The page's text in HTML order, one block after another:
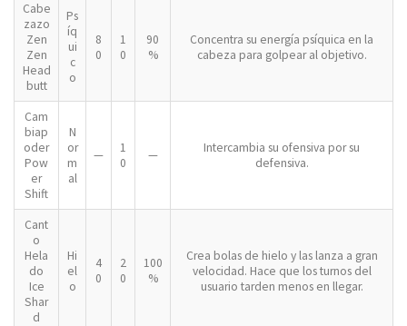
Cabe
zazo
Zen
Zen
Head
butt
Ps
íq
ui
c
o
8
0
1
0
90
%
Concentra su energía psíquica en la
cabeza para golpear al objetivo.
Cam
biap
oder
Pow
er
Shift
N
or
m
al
—
1
0
—
Intercambia su ofensiva por su
defensiva.
Cant
o
Hela
do
Ice
Shar
d
Hi
el
o
4
0
2
0
100
%
Crea bolas de hielo y las lanza a gran
velocidad. Hace que los turnos del
usuario tarden menos en llegar.